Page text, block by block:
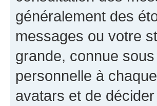
généralement des
messages ou votre
grande, connue
personnelle à
avatars et de